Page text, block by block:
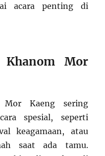
acara penting di
Khanom Mor
Kaeng sering
spesial, seperti
keagamaan, atau
saat ada tamu.